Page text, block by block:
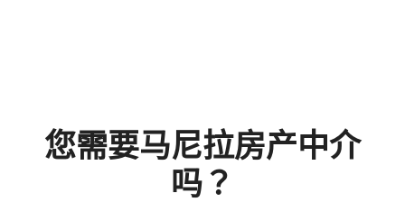
您需要马尼拉房产中介
吗？